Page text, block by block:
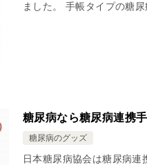
ました。 手帳タイプの糖
糖尿病なら糖尿病連携
糖尿病のグッズ
日本糖尿病協会は糖尿病